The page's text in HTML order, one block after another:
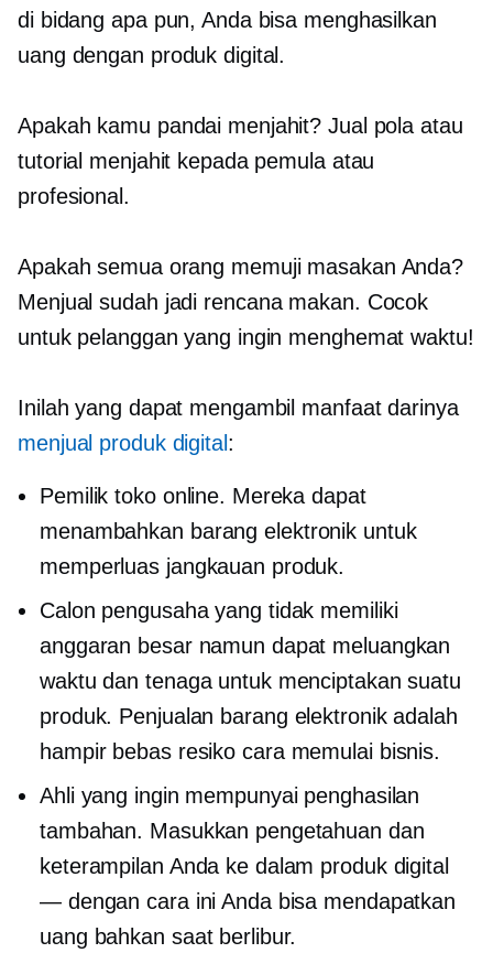
di bidang apa pun, Anda bisa menghasilkan
uang dengan produk digital.
Apakah kamu pandai menjahit? Jual pola atau
tutorial menjahit kepada pemula atau
profesional.
Apakah semua orang memuji masakan Anda?
Menjualsudah jadi rencana makan. Cocok
untuk pelanggan yang ingin menghemat waktu!
Inilah yang dapat mengambil manfaat darinya
menjual produk digital :
Pemilik toko online. Mereka dapat
menambahkan barang elektronik untuk
memperluas jangkauan produk.
Calon pengusaha yang tidak memiliki
anggaran besar namun dapat meluangkan
waktu dan tenaga untuk menciptakan suatu
produk. Penjualan barang elektronikadalah
hampir bebas resiko cara memulai bisnis.
Ahli yang ingin mempunyai penghasilan
tambahan. Masukkan pengetahuan dan
keterampilan Anda ke dalam produk digital
— dengan cara ini Anda bisa mendapatkan
uang bahkan saat berlibur.